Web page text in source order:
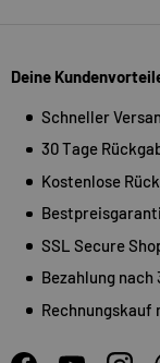
Deine
Schneller
30 Tage
Kostenlose
SSL Secure
Bezahlung nach
Rechnungskauf